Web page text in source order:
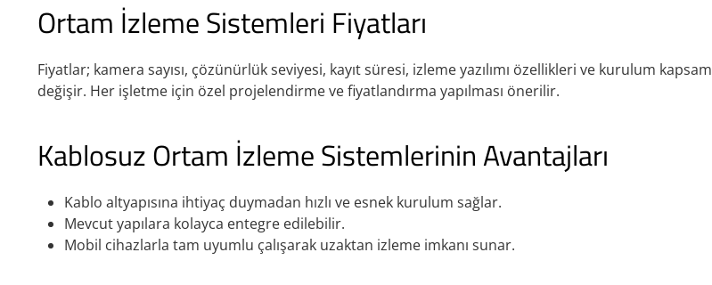
Ortam İzleme Sistemleri Fiyatları
Fiyatlar; kamera sayısı, çözünürlük seviyesi, kayıt süresi, izleme yazılımı özellikleri ve kurulum
değişir. Her işletme için özel projelendirme ve fiyatlandırma yapılması önerilir.
Kablosuz Ortam İzleme Sistemlerinin Avantajları
Kablo altyapısına ihtiyaç duymadan hızlı ve esnek kurulum sağlar.
Mevcut yapılara kolayca entegre edilebilir.
Mobil cihazlarla tam uyumlu çalışarak uzaktan izleme imkanı sunar.